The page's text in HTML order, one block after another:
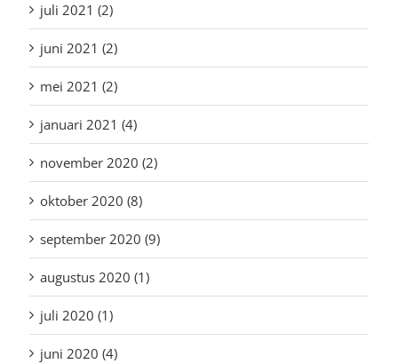
juli 2021 (2)
juni 2021 (2)
mei 2021 (2)
januari 2021 (4)
november 2020 (2)
oktober 2020 (8)
september 2020 (9)
augustus 2020 (1)
juli 2020 (1)
juni 2020 (4)